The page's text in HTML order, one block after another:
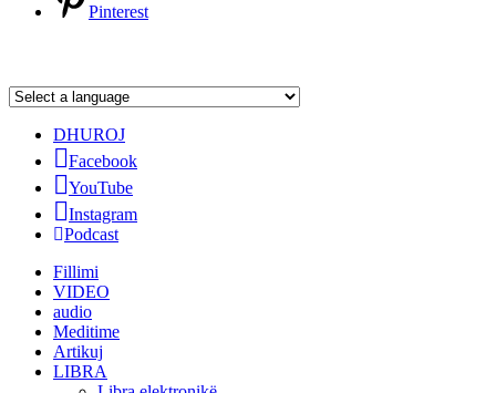
Pinterest
DHUROJ
Facebook
YouTube
Instagram
Podcast
Fillimi
VIDEO
audio
Meditime
Artikuj
LIBRA